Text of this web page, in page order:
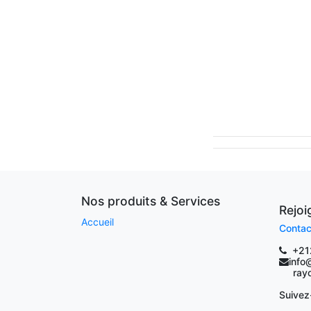
Nos produits & Services
Accueil